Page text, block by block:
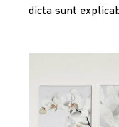
dicta sunt